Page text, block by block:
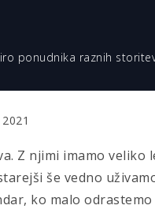
ponudnika raznih
Z njimi imamo
še vedno
ko malo